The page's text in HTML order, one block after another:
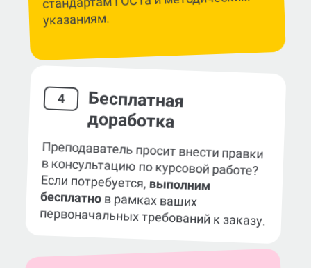
указаниям.
4 Бесплатная
доработка
Преподаватель просит внести правки
в консультацию по курсовой работе?
Если потребуется,выполним
бесплатнов рамках ваших
первоначальных требований к заказу.